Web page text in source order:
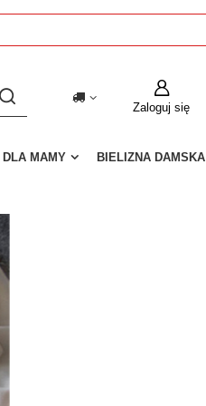
Zaloguj się
DLA MAMY BIELIZNA DAMSKA